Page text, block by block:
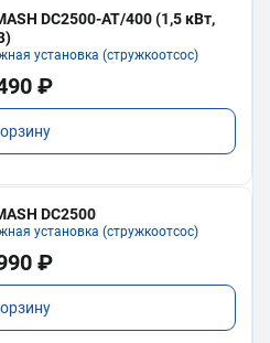
DC2500-AT/400 (1,5 кВт,
установка (стружкоотсос)
₽
DC2500
установка (стружкоотсос)
₽